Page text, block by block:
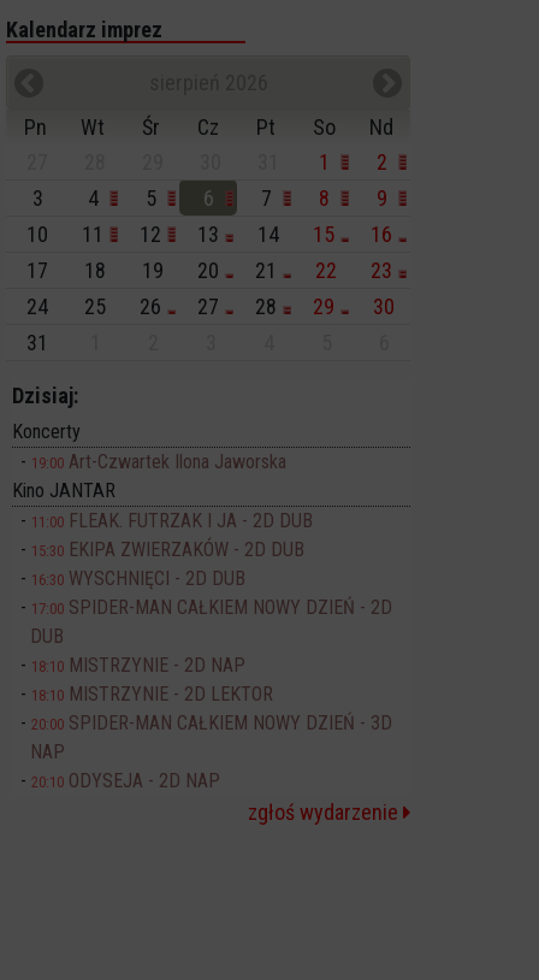
Kalendarz imprez
Pn
Wt Śr Cz Pt So
Nd
1
2
3
4 5 6 7 8
9
10
11 12 13 14 15
16
17
18 19 20 21 22
23
24
25 26 27 28 29
30
31
Dzisiaj:
Koncerty
19:00 Art-Czwartek Ilona Jaworska
Kino JANTAR
11:00 FLEAK. FUTRZAK I JA - 2D DUB
15:30 EKIPA ZWIERZAKÓW - 2D DUB
16:30 WYSCHNIĘCI - 2D DUB
17:00 SPIDER-MAN CAŁKIEM NOWY DZIEŃ - 2D
DUB
18:10 MISTRZYNIE - 2D NAP
18:10 MISTRZYNIE - 2D LEKTOR
20:00 SPIDER-MAN CAŁKIEM NOWY DZIEŃ - 3D
NAP
20:10 ODYSEJA - 2D NAP
zgłoś wydarzenie